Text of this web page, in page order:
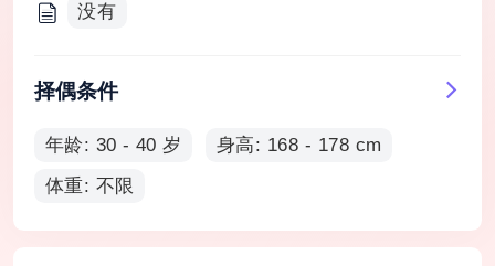
没有
择偶条件
年龄: 30 - 40 岁
身高: 168 - 178 cm
体重: 不限